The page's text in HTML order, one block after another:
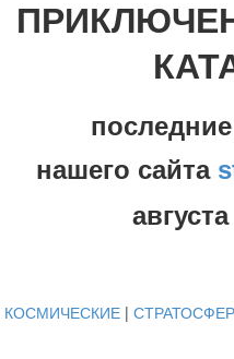
нашего сайта
августа
КОСМИЧЕСКИЕ |